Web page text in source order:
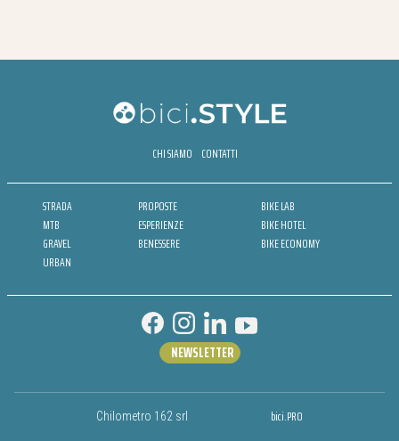
CHI SIAMO CONTATTI
STRADA
MTB
GRAVEL
URBAN
PROPOSTE
ESPERIENZE
BENESSERE
BIKE LAB
BIKE HOTEL
BIKE ECONOMY
Chilometro 162 srl bici.PRO
NEWSLETTER